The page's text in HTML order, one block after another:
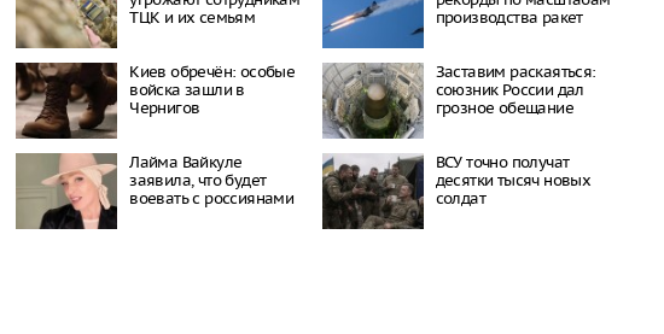
20:27
Департамент транспорта Москвы
рассмотрел возможность зимнего
проката самокатов
Самый доступный «Москвич» в
России стал рекордно дешевле
Путин одобрил приватизацию
аэропорта Шереметьево
ТЦК и их семьям
производства ракет
Киев обречён: особые
войска зашли в
Чернигов
Заставим раскаяться:
союзник России дал
грозное обещание
Лайма Вайкуле
заявила, что будет
воевать с россиянами
ВСУ точно получат
десятки тысяч новых
солдат